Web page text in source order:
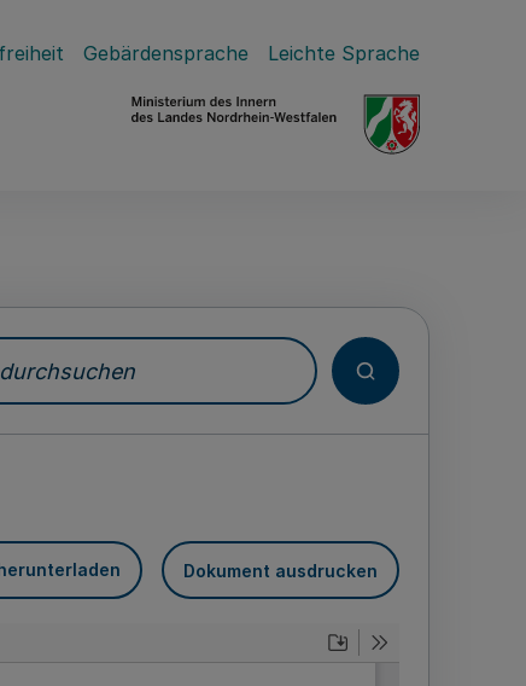
Gebärdensprache Leichte Sprache
Dokument ausdrucken